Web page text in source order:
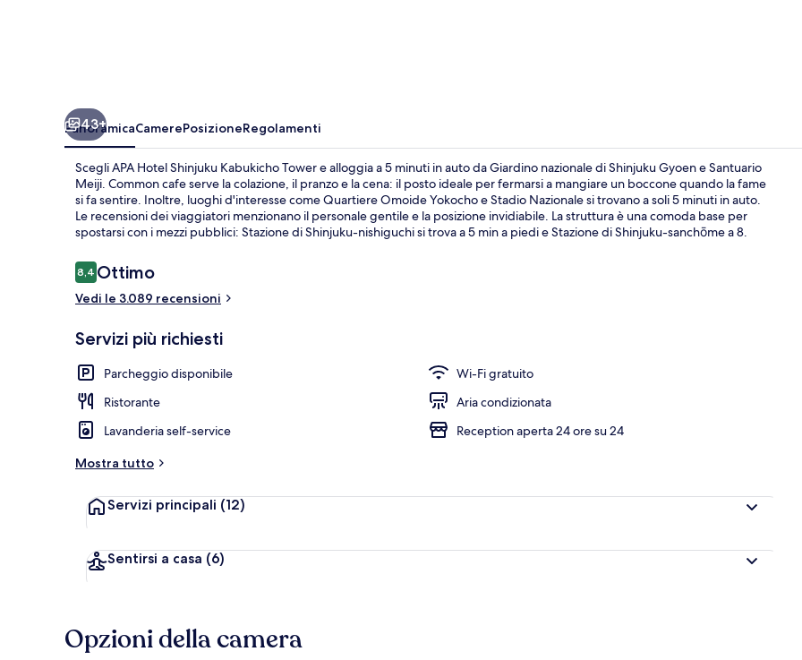
Dettaglio
43+
PanoramicaCamerePosizioneRegolamenti
Scegli APA Hotel Shinjuku Kabukicho Tower e alloggia a 5 minuti in auto da Giardino nazionale di Shinjuku Gyoen e Santuario
Meiji. Common cafe serve la colazione, il pranzo e la cena: il posto ideale per fermarsi a mangiare un boccone quando la fame
si fa sentire. Inoltre, luoghi d'interesse come Quartiere Omoide Yokocho e Stadio Nazionale si trovano a soli 5 minuti in auto.
Le recensioni dei viaggiatori menzionano il personale gentile e la posizione invidiabile. La struttura è una comoda base per
spostarsi con i mezzi pubblici: Stazione di Shinjuku-nishiguchi si trova a 5 min a piedi e Stazione di Shinjuku-sanchōme a 8.
Recensioni
8,48,4 su 10
Ottimo
Vedi le 3.089 recensioni
Servizi più richiesti
Parcheggio disponibile
Wi-Fi gratuito
Ristorante
Aria condizionata
Lavanderia self-service
Reception aperta 24 ore su 24
Mostra tutto
Servizi principali (12)
Sentirsi a casa (6)
Opzioni della camera